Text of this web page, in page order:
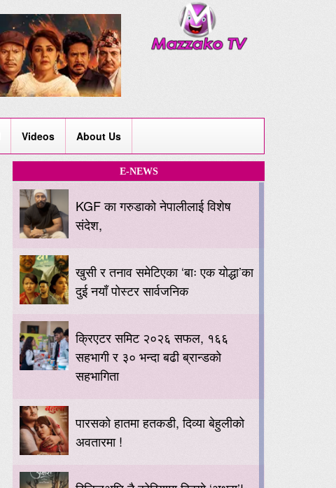
Videos About Us
E-NEWS
KGF का गरुडाको नेपालीलाई विशेष
संदेश,
खुसी र तनाव समेटिएका ‘बाः एक योद्धा’का
दुई नयाँ पोस्टर सार्वजनिक
क्रिएटर समिट २०२६ सफल, १६६
सहभागी र ३० भन्दा बढी ब्रान्डको
सहभागिता
पारसको हातमा हतकडी, दिव्या बेहुलीको
अवतारमा !